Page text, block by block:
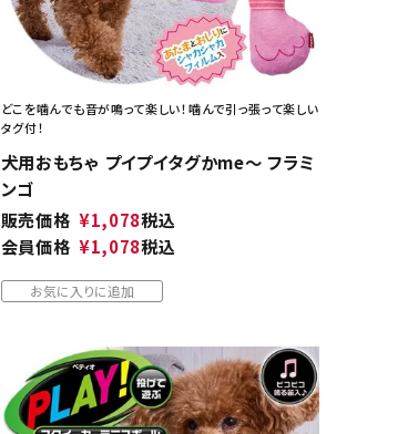
どこを噛んでも音が鳴って楽しい！噛んで引っ張って楽しい
タグ付！
犬用おもちゃ プイプイタグかme～ フラミ
ンゴ
販売価格 ¥1,078税込
会員価格 ¥1,078税込
お気に入りに追加